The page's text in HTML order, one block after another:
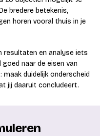
bredere betekenis,
horen vooral thuis in je
resultaten en analyse iets
naar de eisen van
duidelijk onderscheid
jij daaruit concludeert.